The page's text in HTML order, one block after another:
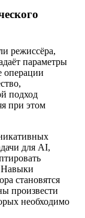
режиссёра,
параметры
операции
подход
при этом
для AI,
Навыки
становятся
произвести
необходимо